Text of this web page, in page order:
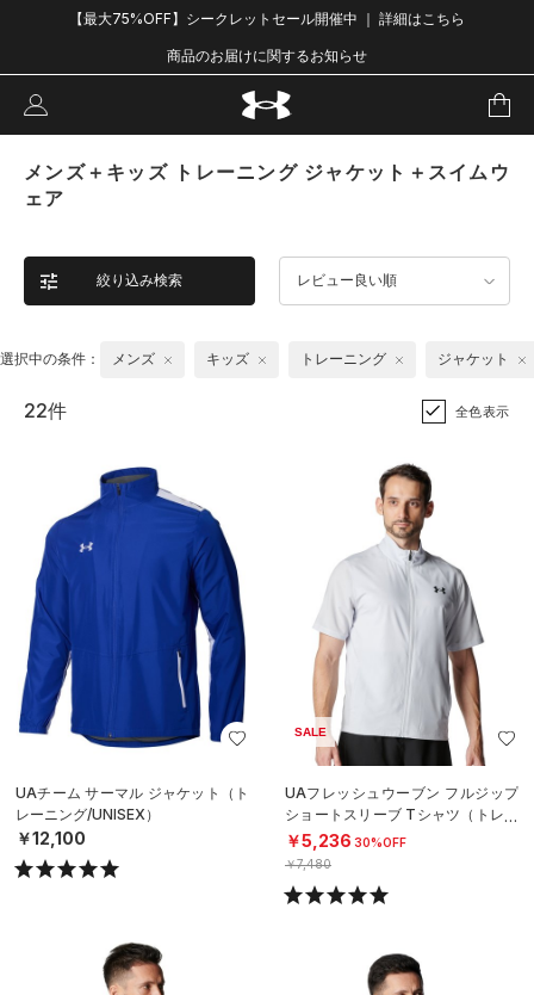
【最大75%OFF】シークレットセール開催中 ｜ 詳細はこちら
商品のお届けに関するお知らせ
メンズ＋キッズ トレーニング ジャケット＋スイムウ
ェア
絞り込み検索 レビュー良い順
選択中の条件： メンズ キッズ トレーニング ジャケット
22件 全色表示
UAチーム サーマル ジャケット（ト
レーニング/UNISEX）
￥12,100
SALE
UAフレッシュウーブン フルジップ
ショートスリーブ Tシャツ（トレー
ニング/MEN）
￥5,236 30%OFF
￥7,480